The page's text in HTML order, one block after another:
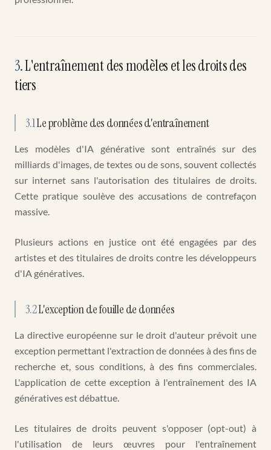
3.L'entraînement des modèles et les droits des
tiers
3.1Le problème des données d'entraînement
Les modèles d'IA générative sont entraînés sur des
milliards d'images, de textes ou de sons, souvent collectés
sur internet sans l'autorisation des titulaires de droits.
Cette pratique soulève des accusations de contrefaçon
massive.
Plusieurs actions en justice ont été engagées par des
artistes et des titulaires de droits contre les développeurs
d'IA génératives.
3.2L'exception de fouille de données
La directive européenne sur le droit d'auteur prévoit une
exception permettant l'extraction de données à des fins de
recherche et, sous conditions, à des fins commerciales.
L'application de cette exception à l'entraînement des IA
génératives est débattue.
Les titulaires de droits peuvent s'opposer (opt-out) à
l'utilisation de leurs œuvres pour l'entraînement